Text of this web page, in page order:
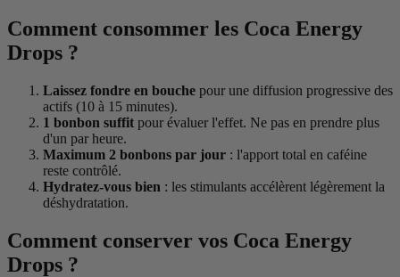
Comment consommer les Coca Energy
Drops ?
Laissez fondre en bouche pour une diffusion progressive des
actifs (10 à 15 minutes).
1 bonbon suffit pour évaluer l'effet. Ne pas en prendre plus
d'un par heure.
Maximum 2 bonbons par jour : l'apport total en caféine
reste contrôlé.
Hydratez-vous bien : les stimulants accélèrent légèrement la
déshydratation.
Comment conserver vos Coca Energy
Drops ?